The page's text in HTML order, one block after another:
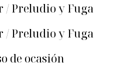
/ Preludio y Fuga
/ Preludio y Fuga
de ocasión